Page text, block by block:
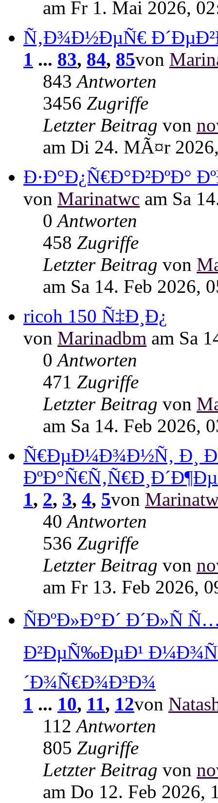
am Fr 1. Mai 2026,
Ñ‚Ð¾Ð½ÐµÑ€
1 ... 83, 84, 85von
843Antworten
3456 Zugriffe
Letzter Beitrag von
am Di 24. MÃ¤r
Ð·Ð°Ð¿Ñ€Ð°Ð²ÐºÐ°
von Marinatwc am Sa
0Antworten
458 Zugriffe
Letzter Beitrag von
am Sa 14. Feb 2026,
ricoh 150 Ñ‡Ð¸Ð¿
von Marinadbm am Sa
0Antworten
471 Zugriffe
Letzter Beitrag von
am Sa 14. Feb 2026,
Ñ€ÐµÐ¼Ð¾Ð½Ñ‚ Ð¸
1, 2, 3, 4, 5von
40Antworten
536 Zugriffe
Letzter Beitrag von
am Fr 13. Feb 2026,
ÑÐºÐ»Ð°Ð´ Ð´Ð»Ñ
Ð²ÐµÑ‰ÐµÐ¹
´Ð¾Ñ€Ð¾Ð³Ð¾
1 ... 10, 11, 12von
112Antworten
805 Zugriffe
Letzter Beitrag von
am Do 12. Feb 2026,